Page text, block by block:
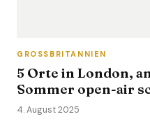
GROSSBRITANNIEN
5 Orte in London,
Sommer open-air
4. August 2025